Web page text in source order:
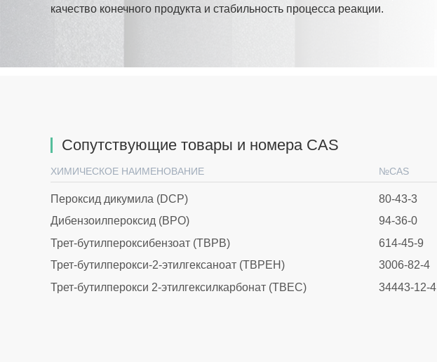
качество конечного продукта и стабильность процесса реакции.
Сопутствующие товары и номера CAS
ХИМИЧЕСКОЕ НАИМЕНОВАНИЕ №CAS
Пероксид дикумила (DCP)
80-43-3
Дибензоилпероксид (BPO)
94-36-0
Трет-бутилпероксибензоат (TBPB)
614-45-9
Трет-бутилперокси-2-этилгексаноат (TBPEH)
3006-82-4
Трет-бутилперокси 2-этилгексилкарбонат (TBEC)
34443-12-4